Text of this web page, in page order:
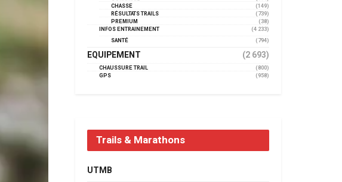
CHASSE
(149)
RÉSULTATS TRAILS
(739)
PREMIUM
(38)
INFOS ENTRAINEMENT
(4 233)
SANTÉ
(794)
EQUIPEMENT (2 693)
CHAUSSURE TRAIL
(800)
GPS
(958)
Trails & Marathons
UTMB